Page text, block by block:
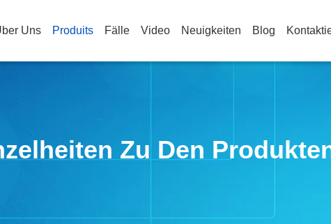
Uns Produits Fälle Video Neuigkeiten Blog
Zu Den